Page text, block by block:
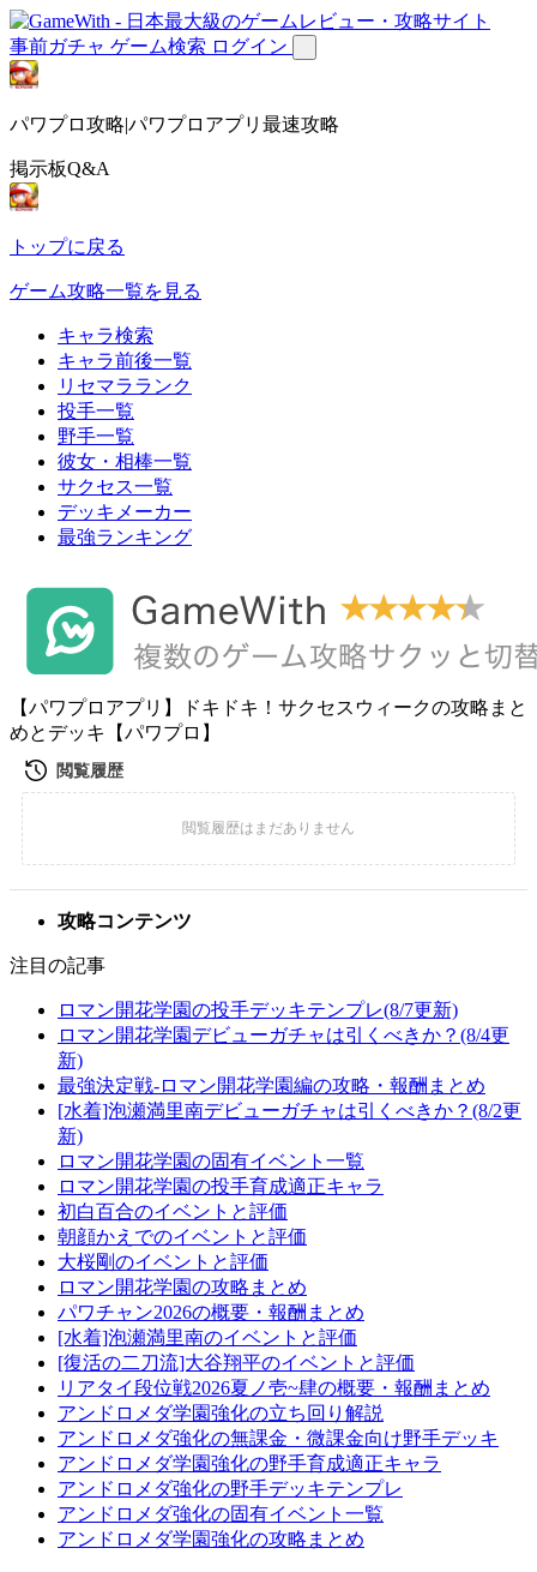
事前ガチャ ゲーム検索 ログイン
パワプロ攻略|パワプロアプリ最速攻略
掲示板Q&A
トップに戻る
ゲーム攻略一覧を見る
キャラ検索
キャラ前後一覧
リセマラランク
投手一覧
野手一覧
彼女・相棒一覧
サクセス一覧
デッキメーカー
最強ランキング
【パワプロアプリ】ドキドキ！サクセスウィークの攻略まと
めとデッキ【パワプロ】
攻略コンテンツ
注目の記事
ロマン開花学園の投手デッキテンプレ(8/7更新)
ロマン開花学園デビューガチャは引くべきか？(8/4更
新)
最強決定戦-ロマン開花学園編の攻略・報酬まとめ
[水着]泡瀬満里南デビューガチャは引くべきか？(8/2更
新)
ロマン開花学園の固有イベント一覧
ロマン開花学園の投手育成適正キャラ
初白百合のイベントと評価
朝顔かえでのイベントと評価
大桜剛のイベントと評価
ロマン開花学園の攻略まとめ
パワチャン2026の概要・報酬まとめ
[水着]泡瀬満里南のイベントと評価
[復活の二刀流]大谷翔平のイベントと評価
リアタイ段位戦2026夏ノ壱~肆の概要・報酬まとめ
アンドロメダ学園強化の立ち回り解説
アンドロメダ強化の無課金・微課金向け野手デッキ
アンドロメダ学園強化の野手育成適正キャラ
アンドロメダ強化の野手デッキテンプレ
アンドロメダ強化の固有イベント一覧
アンドロメダ学園強化の攻略まとめ